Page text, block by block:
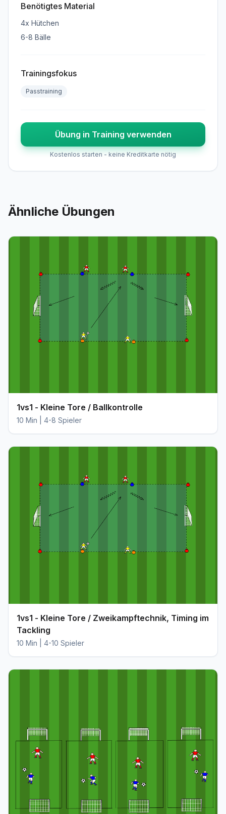
Benötigtes Material
4x Hütchen
6-8 Bälle
Trainingsfokus
Passtraining
Übung in Training verwenden
Kostenlos starten - keine Kreditkarte nötig
Ähnliche Übungen
1vs1 - Kleine Tore / Ballkontrolle
10 Min | 4-8 Spieler
1vs1 - Kleine Tore / Zweikampftechnik, Timing im
Tackling
10 Min | 4-10 Spieler